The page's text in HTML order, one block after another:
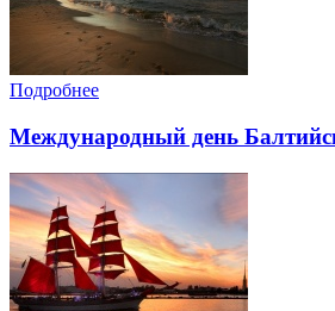
Подробнее
Международный день